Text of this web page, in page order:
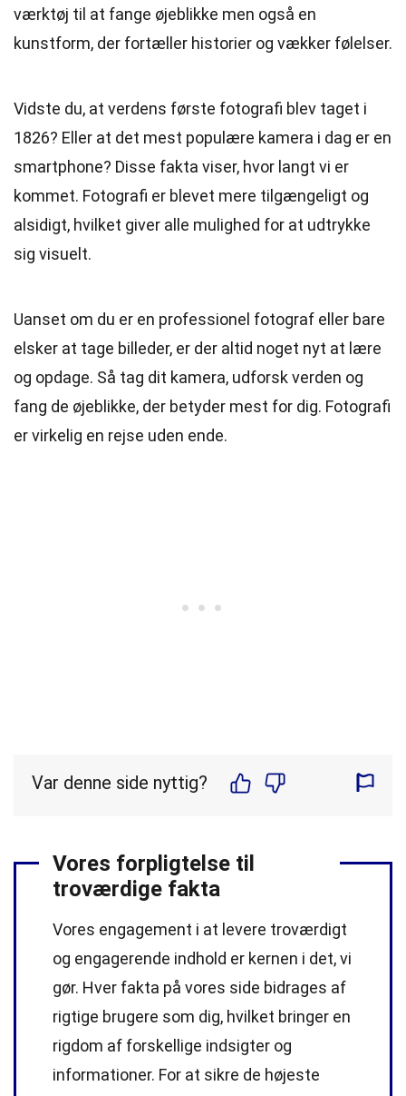
værktøj til at fange øjeblikke men også en
kunstform, der fortæller historier og vækker følelser.
Vidste du, at verdens første fotografi blev taget i
1826? Eller at det mest populære kamera i dag er en
smartphone? Disse fakta viser, hvor langt vi er
kommet. Fotografi er blevet mere tilgængeligt og
alsidigt, hvilket giver alle mulighed for at udtrykke
sig visuelt.
Uanset om du er en professionel fotograf eller bare
elsker at tage billeder, er der altid noget nyt at lære
og opdage. Så tag dit kamera, udforsk verden og
fang de øjeblikke, der betyder mest for dig. Fotografi
er virkelig en rejse uden ende.
Var denne side nyttig?
Vores forpligtelse til
troværdige fakta
Vores engagement i at levere troværdigt
og engagerende indhold er kernen i det, vi
gør. Hver fakta på vores side bidrages af
rigtige brugere som dig, hvilket bringer en
rigdom af forskellige indsigter og
informationer. For at sikre de højeste